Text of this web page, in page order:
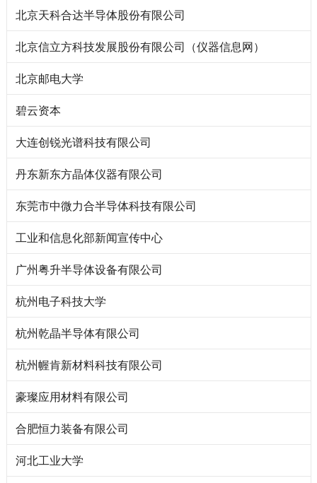
北京天科合达半导体股份有限公司
北京信立方科技发展股份有限公司（仪器信息网）
北京邮电大学
碧云资本
大连创锐光谱科技有限公司
丹东新东方晶体仪器有限公司
东莞市中微力合半导体科技有限公司
工业和信息化部新闻宣传中心
广州粤升半导体设备有限公司
杭州电子科技大学
杭州乾晶半导体有限公司
杭州幄肯新材料科技有限公司
豪璨应用材料有限公司
合肥恒力装备有限公司
河北工业大学